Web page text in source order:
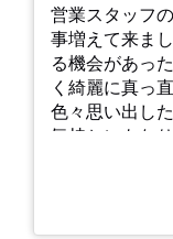
営業スタッフのNです。 だんだ
事増えて来ましたね！ 数週間前で
る機会があったので
く綺麗に真っ直ぐな路
色々思い出したりしまし
気持ちにもなりました。 た
番になります